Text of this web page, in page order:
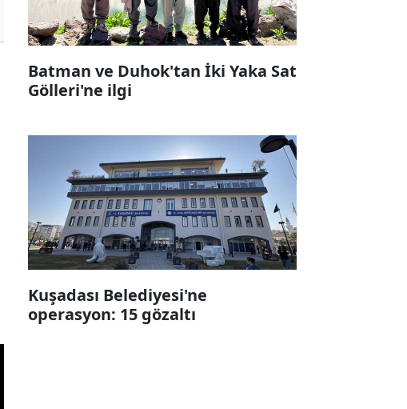
Batman ve Duhok'tan İki Yaka Sat
Gölleri'ne ilgi
Kuşadası Belediyesi'ne
operasyon: 15 gözaltı